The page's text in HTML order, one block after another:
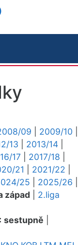
09 2009/10
13 2013/14
17 2017/18
21 2021/22
25 2025/26
západ
2.liga
sestupně